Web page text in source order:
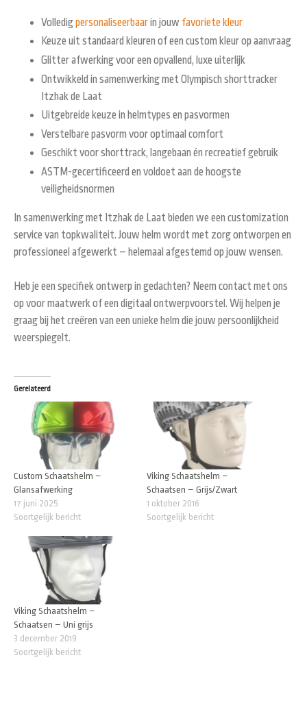
Volledigpersonaliseerbaarin jouw favoriete kleur
Keuze uit standaard kleuren of een custom kleur op aanvraag
Glitter afwerking voor een opvallend, luxe uiterlijk
Ontwikkeld in samenwerking met Olympisch shorttracker
Itzhak de Laat
Uitgebreide keuze in helmtypes en pasvormen
Verstelbare pasvorm voor optimaal comfort
Geschikt voor shorttrack, langebaan én recreatief gebruik
ASTM-gecertificeerd en voldoet aan de hoogste
veiligheidsnormen
In samenwerking met Itzhak de Laatbieden we een customization
service van topkwaliteit. Jouw helm wordt met zorg ontworpen en
professioneel afgewerkt – helemaal afgestemd op jouw wensen.
Heb je een specifiek ontwerp in gedachten? Neem contact met ons
op voor maatwerk of een digitaal ontwerpvoorstel. Wij helpen je
graag bij het creëren van een unieke helm die jouw persoonlijkheid
weerspiegelt.
Gerelateerd
Custom Schaatshelm –
Glansafwerking
17 juni 2025
Soortgelijk bericht
Viking Schaatshelm –
Schaatsen – Grijs/Zwart
1 oktober 2016
Soortgelijk bericht
Viking Schaatshelm –
Schaatsen – Uni grijs
3 december 2019
Soortgelijk bericht